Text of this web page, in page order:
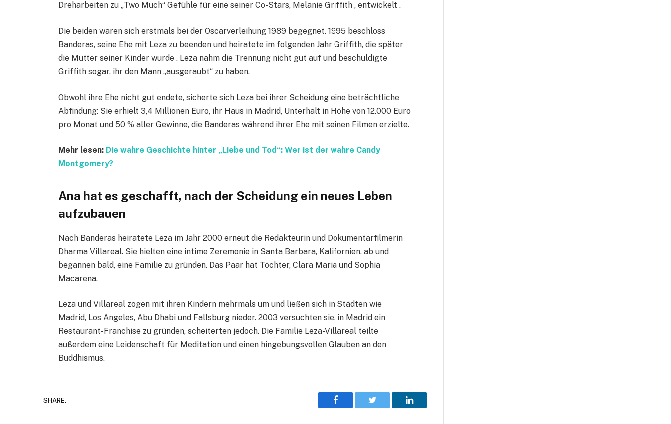
Dreharbeiten zu „Two Much“ Gefühle für eine seiner Co-Stars, Melanie Griffith , entwickelt .
Die beiden waren sich erstmals bei der Oscarverleihung 1989 begegnet. 1995 beschloss
Banderas, seine Ehe mit Leza zu beenden und heiratete im folgenden Jahr Griffith, die später
die Mutter seiner Kinder wurde . Leza nahm die Trennung nicht gut auf und beschuldigte
Griffith sogar, ihr den Mann „ausgeraubt“ zu haben.
Obwohl ihre Ehe nicht gut endete, sicherte sich Leza bei ihrer Scheidung eine beträchtliche
Abfindung: Sie erhielt 3,4 Millionen Euro, ihr Haus in Madrid, Unterhalt in Höhe von 12.000 Euro
pro Monat und 50 % aller Gewinne, die Banderas während ihrer Ehe mit seinen Filmen erzielte.
Mehr lesen: Die wahre Geschichte hinter „Liebe und Tod“: Wer ist der wahre Candy
Montgomery?
Ana hat es geschafft, nach der Scheidung ein neues Leben
aufzubauen
Nach Banderas heiratete Leza im Jahr 2000 erneut die Redakteurin und Dokumentarfilmerin
Dharma Villareal. Sie hielten eine intime Zeremonie in Santa Barbara, Kalifornien, ab und
begannen bald, eine Familie zu gründen. Das Paar hat Töchter, Clara Maria und Sophia
Macarena.
Leza und Villareal zogen mit ihren Kindern mehrmals um und ließen sich in Städten wie
Madrid, Los Angeles, Abu Dhabi und Fallsburg nieder. 2003 versuchten sie, in Madrid ein
Restaurant-Franchise zu gründen, scheiterten jedoch. Die Familie Leza-Villareal teilte
außerdem eine Leidenschaft für Meditation und einen hingebungsvollen Glauben an den
Buddhismus.
SHARE.
Facebook Twitter LinkedIn